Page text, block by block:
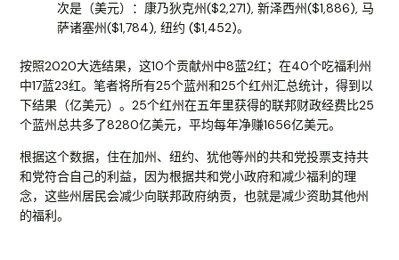
次是（美元）：康乃狄克州($2,271), 新泽西州($1,886), 马
萨诸塞州($1,784), 纽约 ($1,452)。
按照2020大选结果，这10个贡献州中8蓝2红；在40个吃福利州
中17蓝23红。笔者将所有25个蓝州和25个红州汇总统计，得到以
下结果（亿美元）。25个红州在五年里获得的联邦财政经费比25
个蓝州总共多了8280亿美元，平均每年净赚1656亿美元。
根据这个数据，住在加州、纽约、犹他等州的共和党投票支持共
和党符合自己的利益，因为根据共和党小政府和减少福利的理
念，这些州居民会减少向联邦政府纳贡，也就是减少资助其他州
的福利。